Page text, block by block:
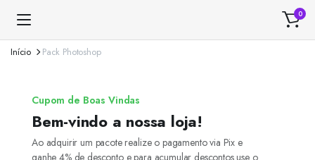
0
Início Pack Photoshop
Cupom de Boas Vindas
Bem-vindo a nossa loja!
Ao adquirir um pacote realize o pagamento via Pix e
ganhe 4% de desconto e para acumular descontos use o